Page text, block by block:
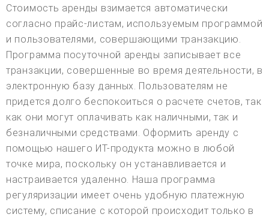
Стоимость аренды взимается автоматически
согласно прайс-листам, используемым программой
и пользователями, совершающими транзакцию.
Программа посуточной аренды записывает все
транзакции, совершенные во время деятельности, в
электронную базу данных. Пользователям не
придется долго беспокоиться о расчете счетов, так
как они могут оплачивать как наличными, так и
безналичными средствами. Оформить аренду с
помощью нашего ИТ-продукта можно в любой
точке мира, поскольку он устанавливается и
настраивается удаленно. Наша программа
регуляризации имеет очень удобную платежную
систему, списание с которой происходит только в